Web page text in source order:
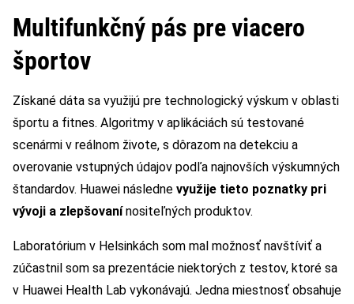
Multifunkčný pás pre viacero
športov
Získané dáta sa využijú pre technologický výskum v oblasti
športu a fitnes. Algoritmy v aplikáciách sú testované
scenármi v reálnom živote, s dôrazom na detekciu a
overovanie vstupných údajov podľa najnovších výskumných
štandardov. Huawei následne využije tieto poznatky pri
vývoji a zlepšovanínositeľných produktov.
Laboratórium v Helsinkách som mal možnosť navštíviť a
zúčastnil som sa prezentácie niektorých z testov, ktoré sa
v Huawei Health Lab vykonávajú. Jedna miestnosť obsahuje